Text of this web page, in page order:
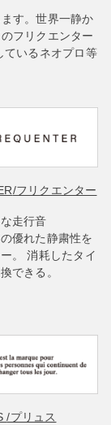
す。世界一静か
フリクエンター
ているネオプロ等
/フリクエンター
走行音
優れた静粛性を
。 消耗したタイ
できる。
/プリュス